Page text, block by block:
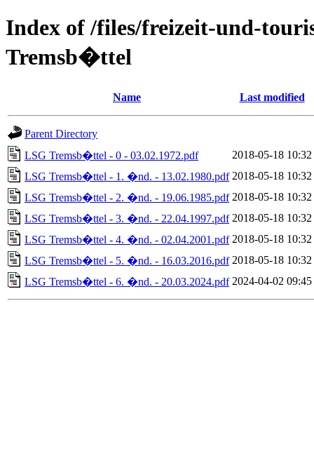
Index of /files/freizeit-und-
Tremsb�ttel
Name Last modified
Parent Directory
LSG Tremsb�ttel - 0 - 03.02.1972.pdf
2018-05-18 10:32
LSG Tremsb�ttel - 1. �nd. - 13.02.1980.pdf 2018-05-18 10:32
LSG Tremsb�ttel - 2. �nd. - 19.06.1985.pdf 2018-05-18 10:32
LSG Tremsb�ttel - 3. �nd. - 22.04.1997.pdf 2018-05-18 10:32
LSG Tremsb�ttel - 4. �nd. - 02.04.2001.pdf 2018-05-18 10:32
LSG Tremsb�ttel - 5. �nd. - 16.03.2016.pdf 2018-05-18 10:32
LSG Tremsb�ttel - 6. �nd. - 20.03.2024.pdf 2024-04-02 09:45